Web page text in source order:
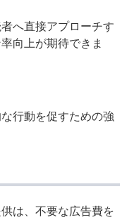
へ直接アプローチす
向上が期待できま
行動を促すための強
は、不要な広告費を